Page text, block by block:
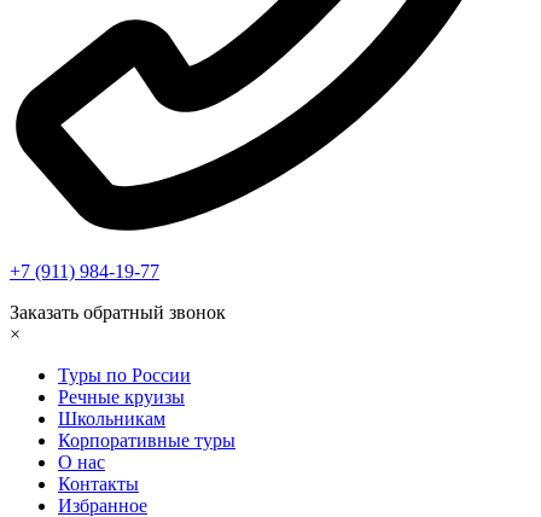
+7 (911) 984-19-77
Заказать обратный звонок
×
Туры по России
Речные круизы
Школьникам
Корпоративные туры
О нас
Контакты
Избранное